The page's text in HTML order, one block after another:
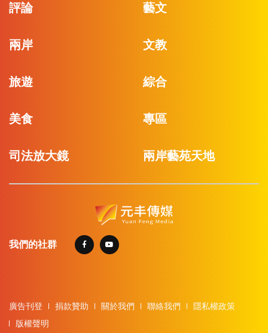
評論 藝文
兩岸 文教
旅遊 綜合
美食 專區
司法放大鏡 兩岸藝苑天地
我們的社群
廣告刊登 捐款贊助 關於我們 聯絡我們
隱私權政策
版權聲明